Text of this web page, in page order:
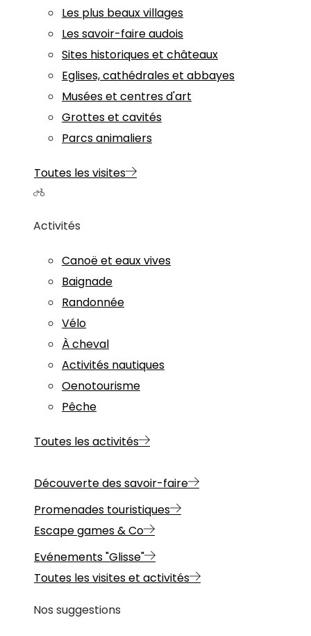
Les plus beaux villages
Les savoir-faire audois
Sites historiques et châteaux
Eglises, cathédrales et abbayes
Musées et centres d'art
Grottes et cavités
Parcs animaliers
Toutes les visites
Activités
Canoë et eaux vives
Baignade
Randonnée
Vélo
À cheval
Activités nautiques
Oenotourisme
Pêche
Toutes les activités
Découverte des savoir-faire
Promenades touristiques
Escape games & Co
Evénements "Glisse"
Toutes les visites et activités
Nos suggestions